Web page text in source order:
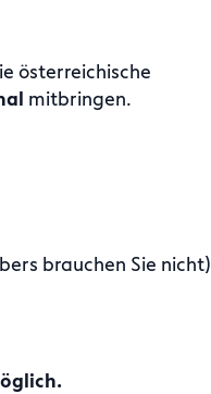
österreichische
mitbringen.
brauchen Sie nicht)